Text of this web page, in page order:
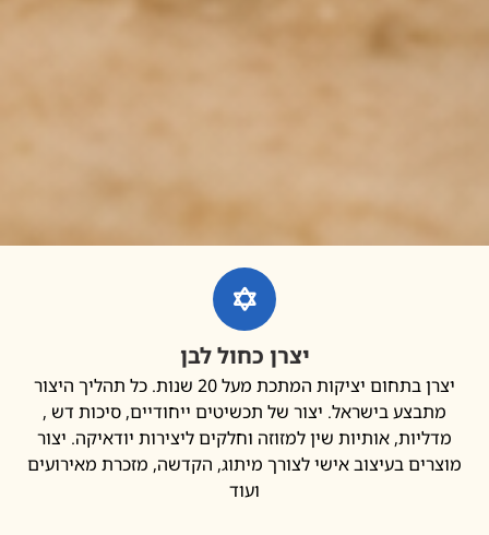
יצרן כחול לבן
יצרן בתחום יציקות המתכת מעל 20 שנות. כל תהליך היצור
בישראל. יצור של תכשיטים ייחודיים, סיכות דש ,
אותיות שין למזוזה וחלקים ליצירות יודאיקה. יצור
בעיצוב אישי לצורך מיתוג, הקדשה, מזכרת מאירועים